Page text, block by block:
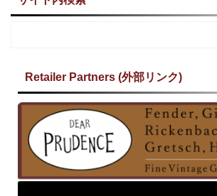
Retailer Partners (外部リンク)